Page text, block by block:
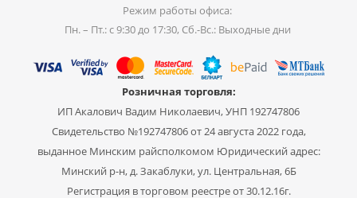
Режим работы офиса:
Пн. – Пт.: с 9:30 до 17:30, Сб.-Вс.: Выходные дни
Розничная торговля:
ИП Акалович Вадим Николаевич, УНП 192747806
Свидетельство №192747806 от 24 августа 2022 года,
выданное Минским райсполкомом Юридический адрес:
Минский р-н, д. Закаблуки, ул. Центральная, 6Б
Регистрация в торговом реестре от 30.12.16г.